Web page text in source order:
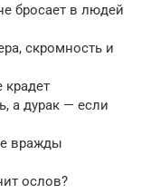
бросает в людей
скромность и
крадет
а дурак — если
вражды
ослов?